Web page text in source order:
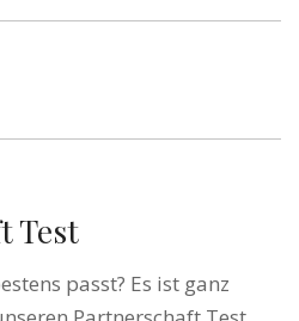
Test
passt? Es ist ganz